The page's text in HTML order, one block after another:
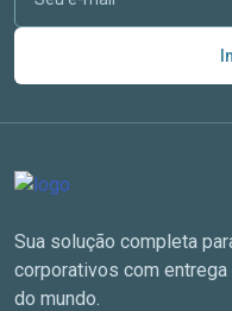
Sua solução completa
corporativos com
do mundo.